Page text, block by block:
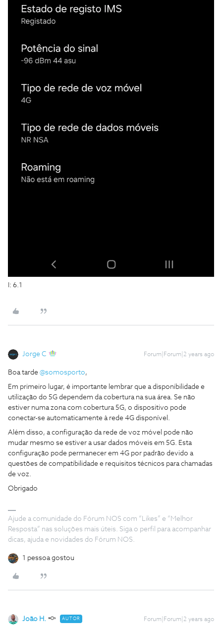
I: 6.1
Jorge C Forum|Forum|2 years ago
Boa tarde @somosporto,
Em primeiro lugar, é importante lembrar que a disponibilidade e
utilização do 5G dependem da cobertura na sua área. Se não
estiver numa zona com cobertura 5G, o dispositivo pode
conectar-se automaticamente à rede 4G disponível.
Além disso, a configuração da rede de voz móvel pode não
mudar mesmo se estiver a usar dados móveis em 5G. Esta
configuração pode permanecer em 4G por padrão devido a
questões de compatibilidade e requisitos técnicos para chamadas
de voz.
Obrigado
Ajude a comunidade do Fórum NOS com “Likes” e “Melhor
Resposta” nas soluções mais úteis. Siga o perfil para acompanhar
dicas, ajuda e novidades do Fórum NOS.
1 pessoa gostou
João H. AUTOR Forum|Forum|2 years ago